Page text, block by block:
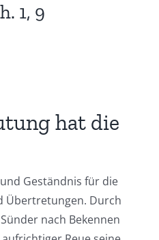
1, 9
hat die
Geständnis für die
Übertretungen. Durch
nach Bekennen